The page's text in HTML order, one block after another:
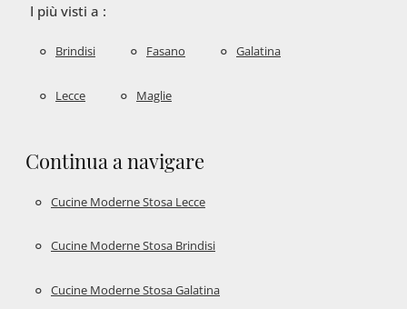
I più visti a :
Brindisi Fasano Galatina
Lecce Maglie
Continua a navigare
Cucine Moderne Stosa Lecce
Cucine Moderne Stosa Brindisi
Cucine Moderne Stosa Galatina